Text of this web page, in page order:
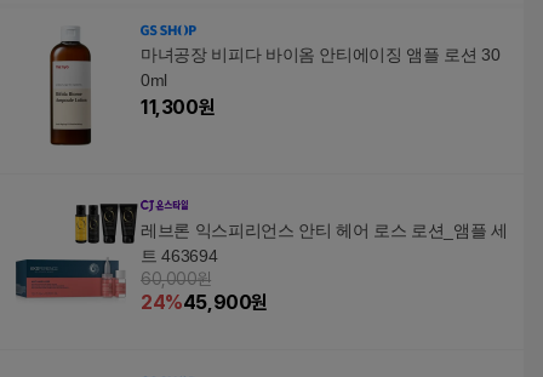
마녀공장 비피다 바이옴 안티에이징 앰플 로션 30
0ml
11,300원
레브론 익스피리언스 안티 헤어 로스 로션_앰플 세
트 463694
60,000원
24%45,900원